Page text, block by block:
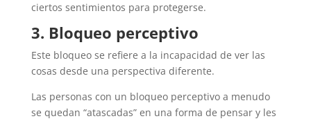
ciertos sentimientos para protegerse.
3. Bloqueo perceptivo
Este bloqueo se refiere a la incapacidad de ver las
cosas desde una perspectiva diferente.
Las personas con un bloqueo perceptivo a menudo
se quedan “atascadas” en una forma de pensar y les